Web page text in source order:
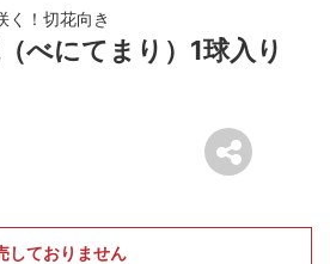
く！切花向き
べにてまり）1球入り
しておりません